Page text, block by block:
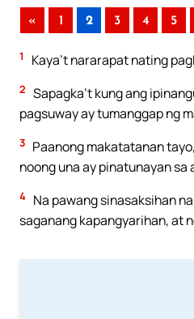
« 1 2 3 4 5
1 Kaya’t nararapat nating
2 Sapagka’t kung ang
pagsuway ay tumanggap ng
3 Paanong makatatanan
noong una ay pinatunayan
4 Na pawang sinasaksihan
saganang kapangyarihan, at